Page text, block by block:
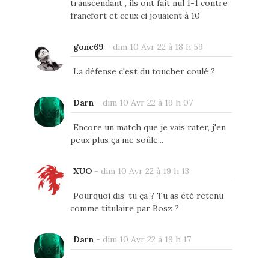
transcendant , ils ont fait nul 1-1 contre
francfort et ceux ci jouaient à 10
gone69 - dim 10 Avr 22 à 18 h 59
La défense c'est du toucher coulé ?
Darn- dim 10 Avr 22 à 19 h 07
Encore un match que je vais rater, j'en
peux plus ça me soûle...
XUO- dim 10 Avr 22 à 19 h 13
Pourquoi dis-tu ça ? Tu as été retenu
comme titulaire par Bosz ?
Darn- dim 10 Avr 22 à 19 h 17